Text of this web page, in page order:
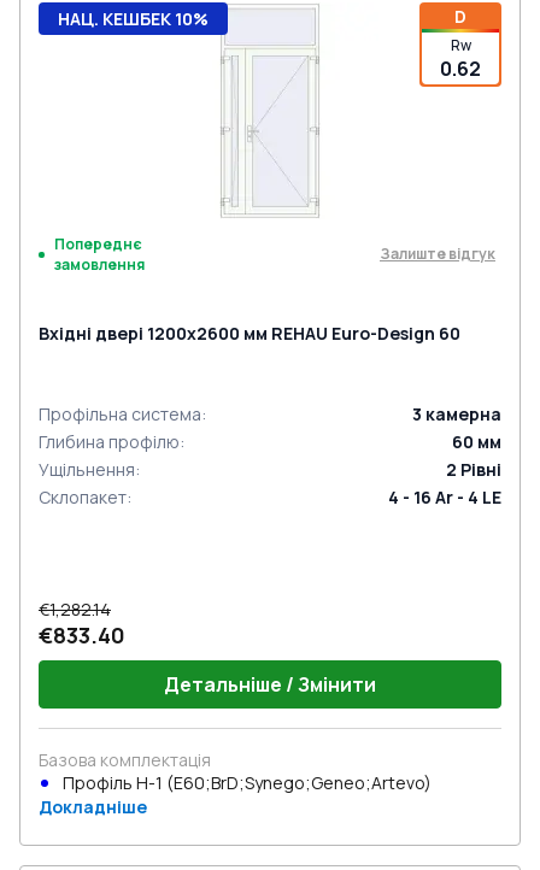
D
Rw
0.62
НАЦ. КЕШБЕК 10%
Попереднє
замовлення
Залиште відгук
Вхідні двері 1200x2600 мм REHAU Euro-Design 60
Профільна система: 3 камерна
Глибина профілю: 60 мм
Ущільнення: 2 Рівні
Склопакет: 4 - 16 Ar - 4 LE
€1,282.14
€833.40
Детальніше / Змінити
Базова комплектація
Профіль Н-1 (E60;BrD;Synego;Geneo;Artevo)
Докладніше